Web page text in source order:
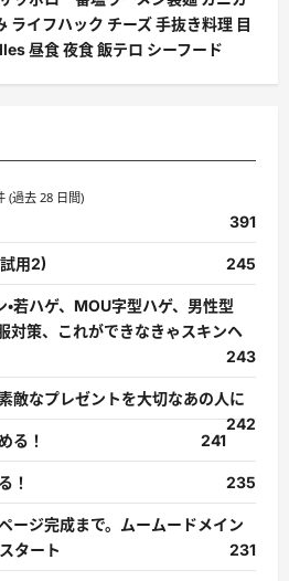
ライフハック チーズ 手抜き料理 目
昼食 夜食 飯テロ シーフード
(過去 28 日間)
391
用2) 245
若ハゲ、MOU字型ハゲ、男性型
対策、これができなきゃスキンヘ
243
敵なプレゼントを大切なあの人に
242
る！
241
！ 235
ージ完成まで。ムームードメイン
タート
231